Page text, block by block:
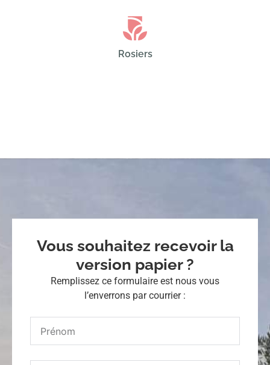
Rosiers
Vous souhaitez recevoir la
version papier ?
Remplissez ce formulaire est nous vous
l’enverrons par courrier :